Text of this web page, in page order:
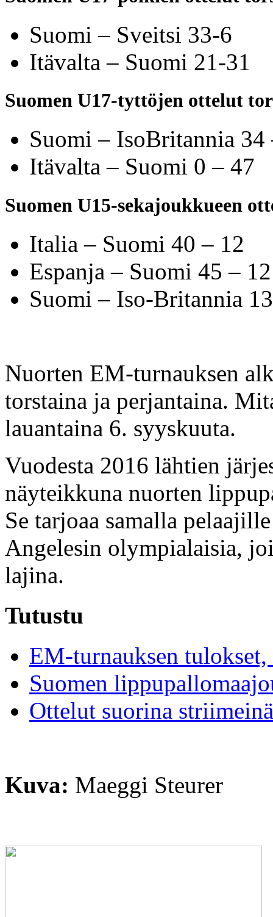
Suomi – Sveitsi 33-6
Itävalta – Suomi 21-31
Suomen U17-tyttöjen ottelut
Suomi – IsoBritannia 34
Itävalta – Suomi 0 – 47
Suomen U15-sekajoukkueen
Italia – Suomi 40 – 12
Espanja – Suomi 45 – 12
Suomi – Iso-Britannia
Nuorten EM-turnauksen
torstaina ja perjantaina.
lauantaina 6. syyskuuta.
Vuodesta 2016 lähtien
näyteikkuna nuorten
Se tarjoaa samalla
Angelesin olympialaisia,
lajina.
Tutustu
EM-turnauksen
Suomen
Ottelut suorina
Kuva: Maeggi Steurer